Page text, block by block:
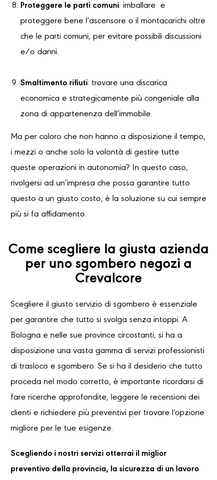
Proteggere le parti comuni: imballare e
proteggere bene l’ascensore o il montacarichi oltre
che le parti comuni, per evitare possibili discussioni
e/o danni.
Smaltimento rifiuti: trovare una discarica
economica e strategicamente più congeniale alla
zona di appartenenza dell’immobile.
Ma per coloro che non hanno a disposizione il tempo,
i mezzi o anche solo la volontà di gestire tutte
queste operazioni in autonomia? In questo caso,
rivolgersi ad un’impresa che possa garantire tutto
questo a un giusto costo, è la soluzione su cui sempre
più si fa affidamento.
Come scegliere la giusta azienda
per uno sgombero negozi a
Crevalcore
Scegliere il giusto servizio di sgombero è essenziale
per garantire che tutto si svolga senza intoppi. A
Bologna e nelle sue province circostanti, si ha a
disposizione una vasta gamma di servizi professionisti
di trasloco e sgombero. Se si ha il desiderio che tutto
proceda nel modo corretto, è importante ricordarsi di
fare ricerche approfondite, leggere le recensioni dei
clienti e richiedere più preventivi per trovare l’opzione
migliore per le tue esigenze.
Scegliendo i nostri servizi otterrai il miglior
preventivo della provincia, la sicurezza di un lavoro